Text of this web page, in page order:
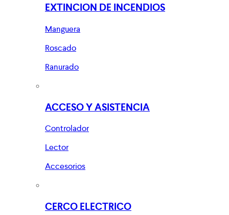
EXTINCION DE INCENDIOS
Manguera
Roscado
Ranurado
ACCESO Y ASISTENCIA
Controlador
Lector
Accesorios
CERCO ELECTRICO